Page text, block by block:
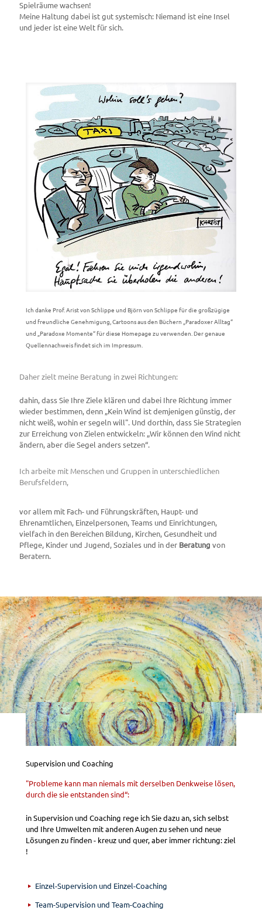
Spielräume wachsen!
Meine Haltung dabei ist gut systemisch: Niemand ist eine Insel
und jeder ist eine Welt für sich.
Ich danke Prof. Arist von Schlippe und Björn von Schlippe für die großzügige
und freundliche Genehmigung, Cartoons aus den Büchern „Paradoxer Alltag“
und „Paradoxe Momente“ für diese Homepage zu verwenden. Der genaue
Quellennachweis findet sich im Impressum.
Daher zielt meine Beratung in zwei Richtungen:
dahin, dass Sie Ihre Ziele klären und dabei Ihre Richtung immer
wieder bestimmen, denn „Kein Wind ist demjenigen günstig, der
nicht weiß, wohin er segeln will". Und dorthin, dass Sie Strategien
zur Erreichung von Zielen entwickeln: „Wir können den Wind nicht
ändern, aber die Segel anders setzen“.
Ich arbeite mit Menschen und Gruppen in unterschiedlichen
Berufsfeldern,
vor allem mit Fach- und Führungskräften, Haupt- und
Ehrenamtlichen, Einzelpersonen, Teams und Einrichtungen,
vielfach in den Bereichen Bildung, Kirchen, Gesundheit und
Pflege, Kinder und Jugend, Soziales und in der Beratung von
Beratern.
Supervision und Coaching
"Probleme kann man niemals mit derselben Denkweise lösen,
durch die sie entstanden sind“:
in Supervision und Coaching rege ich Sie dazu an, sich selbst
und Ihre Umwelten mit anderen Augen zu sehen und neue
Lösungen zu finden - kreuz und quer, aber immer richtung: ziel
!
Einzel-Supervision und Einzel-Coaching
Team-Supervision und Team-Coaching